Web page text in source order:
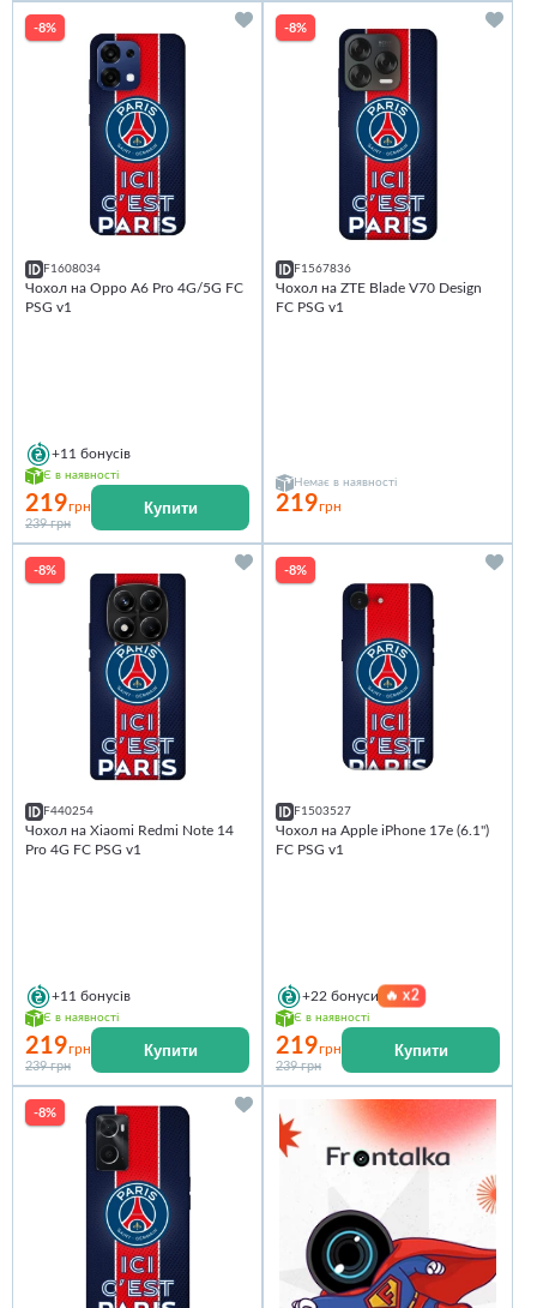
-8%
F1608034
Чохол на Oppo A6 Pro 4G/5G FC
PSG v1
+11 бонусів
Є в наявності
219грн
239 грн
Купити
-8%
F1567836
Чохол на ZTE Blade V70 Design
FC PSG v1
Немає в наявності
219грн
-8%
F440254
Чохол на Xiaomi Redmi Note 14
Pro 4G FC PSG v1
+11 бонусів
Є в наявності
219грн
239 грн
Купити
-8%
F1503527
Чохол на Apple iPhone 17e (6.1")
FC PSG v1
+22 бонуси 🔥x2
Є в наявності
219грн
239 грн
Купити
-8%